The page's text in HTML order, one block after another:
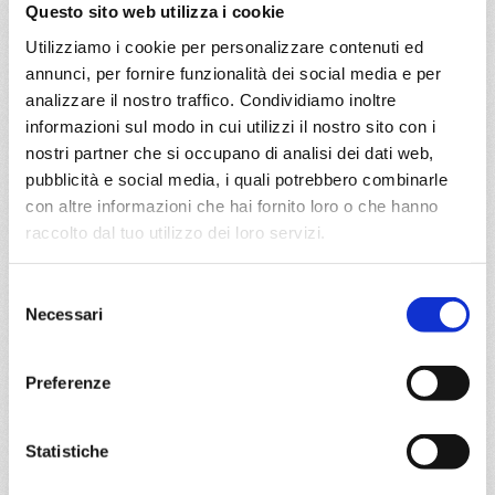
Questo sito web utilizza i cookie
Utilizziamo i cookie per personalizzare contenuti ed
annunci, per fornire funzionalità dei social media e per
analizzare il nostro traffico. Condividiamo inoltre
informazioni sul modo in cui utilizzi il nostro sito con i
nostri partner che si occupano di analisi dei dati web,
pubblicità e social media, i quali potrebbero combinarle
con altre informazioni che hai fornito loro o che hanno
raccolto dal tuo utilizzo dei loro servizi.
delNecessari
Preferenze
Statistiche
05/11/2027
€ 1.094